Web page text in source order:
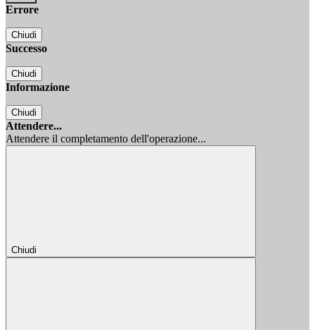
Errore
Chiudi
Successo
Chiudi
Informazione
Chiudi
Attendere...
Attendere il completamento dell'operazione...
Chiudi